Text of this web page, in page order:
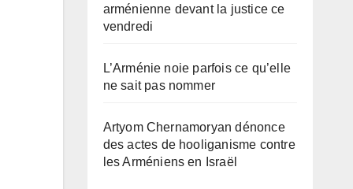
arménienne devant la justice ce
vendredi
L’Arménie noie parfois ce qu’elle
ne sait pas nommer
Artyom Chernamoryan dénonce
des actes de hooliganisme contre
les Arméniens en Israël